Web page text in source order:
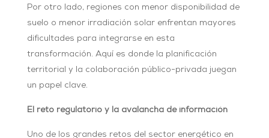
Por otro lado, regiones con menor disponibilidad de
suelo o menor irradiación solar enfrentan mayores
dificultades para integrarse en esta
transformación. Aquí es donde la planificación
territorial y la colaboración público-privada juegan
un papel clave.
El reto regulatorio y la avalancha de información
Uno de los grandes retos del sector energético en